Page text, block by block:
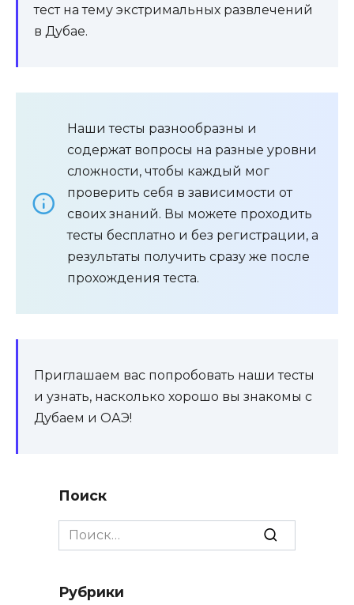
тест на тему экстримальных развлечений
в Дубае.
Наши тесты разнообразны и
содержат вопросы на разные уровни
сложности, чтобы каждый мог
проверить себя в зависимости от
своих знаний. Вы можете проходить
тесты бесплатно и без регистрации, а
результаты получить сразу же после
прохождения теста.
Приглашаем вас попробовать наши тесты
и узнать, насколько хорошо вы знакомы с
Дубаем и ОАЭ!
Поиск
Search
for:
Рубрики